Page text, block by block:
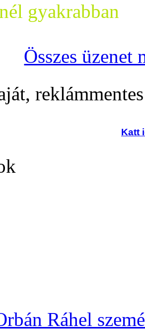
gyakrabban
Összes üzenet
Katt
Ráhel